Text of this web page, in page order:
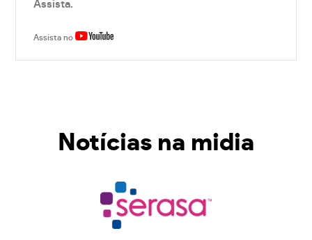
Assista.
Assista no
Notícias na midia